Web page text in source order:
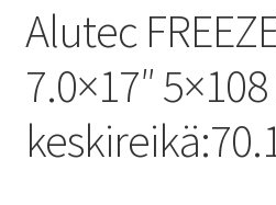
Alutec
7.0×17″